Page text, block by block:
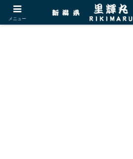
メニュー